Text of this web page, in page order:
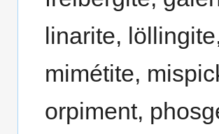
linarite,
mimétite,
orpiment,